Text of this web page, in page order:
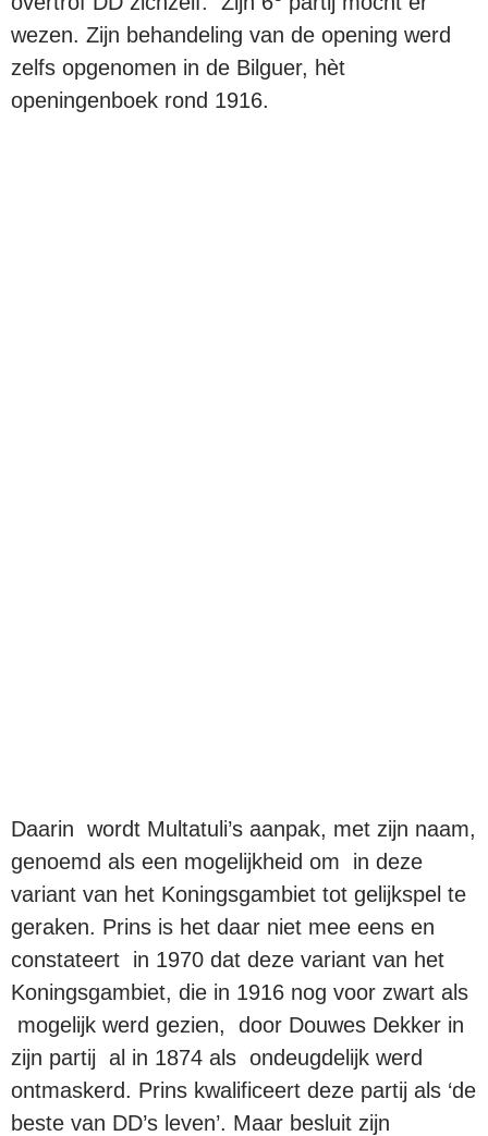
wezen. Zijn behandeling van de opening werd
zelfs opgenomen in de Bilguer, hèt
openingenboek rond 1916.
Daarin wordt Multatuli’s aanpak, met zijn naam,
genoemd als een mogelijkheid om in deze
variant van het Koningsgambiet tot gelijkspel te
geraken. Prins is het daar niet mee eens en
constateert in 1970 dat deze variant van het
Koningsgambiet, die in 1916 nog voor zwart als
mogelijk werd gezien, door Douwes Dekker in
zijn partij al in 1874 als ondeugdelijk werd
ontmaskerd. Prins kwalificeert deze partij als ‘de
beste van DD’s leven’. Maar besluit zijn